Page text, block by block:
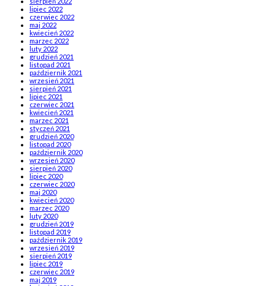
lipiec 2022
czerwiec 2022
maj 2022
kwiecień 2022
marzec 2022
luty 2022
grudzień 2021
listopad 2021
październik 2021
wrzesień 2021
sierpień 2021
lipiec 2021
czerwiec 2021
kwiecień 2021
marzec 2021
styczeń 2021
grudzień 2020
listopad 2020
październik 2020
wrzesień 2020
sierpień 2020
lipiec 2020
czerwiec 2020
maj 2020
kwiecień 2020
marzec 2020
luty 2020
grudzień 2019
listopad 2019
październik 2019
wrzesień 2019
sierpień 2019
lipiec 2019
czerwiec 2019
maj 2019